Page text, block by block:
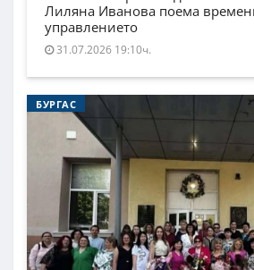
Лиляна Иванова поема
управлението
31.07.2026 19:10ч.
БУРГАС